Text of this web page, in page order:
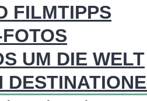
FILMTIPPS
UM DIE WELT